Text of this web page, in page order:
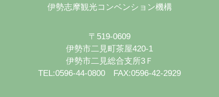
伊勢志摩観光コンベンション機構
〒519-0609
伊勢市二見町茶屋420-1
伊勢市二見総合支所3Ｆ
TEL:0596-44-0800 FAX:0596-42-2929